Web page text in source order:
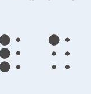
a